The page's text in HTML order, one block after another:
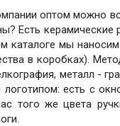
оптом можно
Есть керамические
каталоге мы
в коробках).
металл -
логотипом: есть с
того же цвета